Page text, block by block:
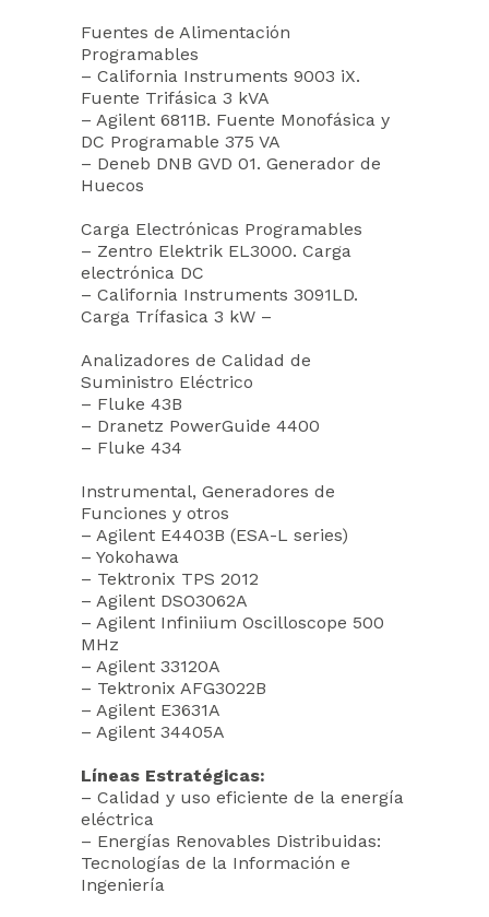
Fuentes de Alimentación
Programables
– California Instruments 9003 iX.
Fuente Trifásica 3 kVA
– Agilent 6811B. Fuente Monofásica y
DC Programable 375 VA
– Deneb DNB GVD 01. Generador de
Huecos
Carga Electrónicas Programables
– Zentro Elektrik EL3000. Carga
electrónica DC
– California Instruments 3091LD.
Carga Trífasica 3 kW –
Analizadores de Calidad de
Suministro Eléctrico
– Fluke 43B
– Dranetz PowerGuide 4400
– Fluke 434
Instrumental, Generadores de
Funciones y otros
– Agilent E4403B (ESA-L series)
– Yokohawa
– Tektronix TPS 2012
– Agilent DSO3062A
– Agilent Infiniium Oscilloscope 500
MHz
– Agilent 33120A
– Tektronix AFG3022B
– Agilent E3631A
– Agilent 34405A
Líneas Estratégicas:
– Calidad y uso eficiente de la energía
eléctrica
– Energías Renovables Distribuidas:
Tecnologías de la Información e
Ingeniería